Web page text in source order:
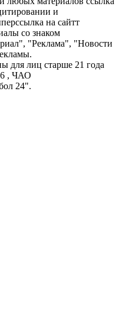
и
на сайтт
со знаком
"Реклама", "Новости
для лиц старше 21 года
, ЧАО
24".